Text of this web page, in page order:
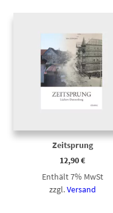
Zeitsprung
12,90€
Enthält 7% MwSt
zzgl.Versand